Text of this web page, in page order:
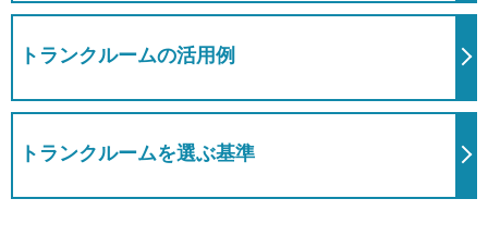
トランクルームの活用例
トランクルームを選ぶ基準